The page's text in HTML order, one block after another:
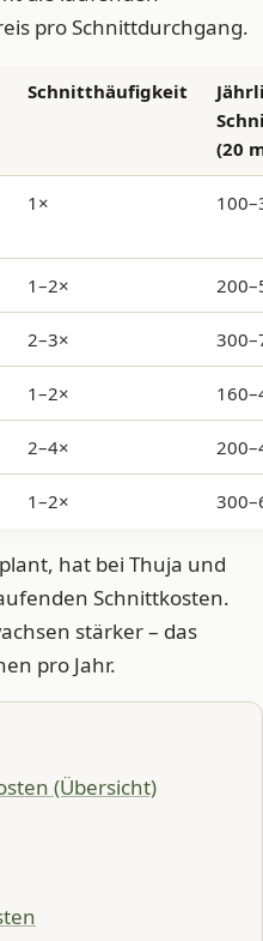
pro Schnittdurchgang.
Schnitthäufigkeit
(20
1×
1–2×
2–3×
1–2×
2–4×
1–2×
hat bei Thuja und
Schnittkosten.
stärker – das
pro Jahr.
(Übersicht)